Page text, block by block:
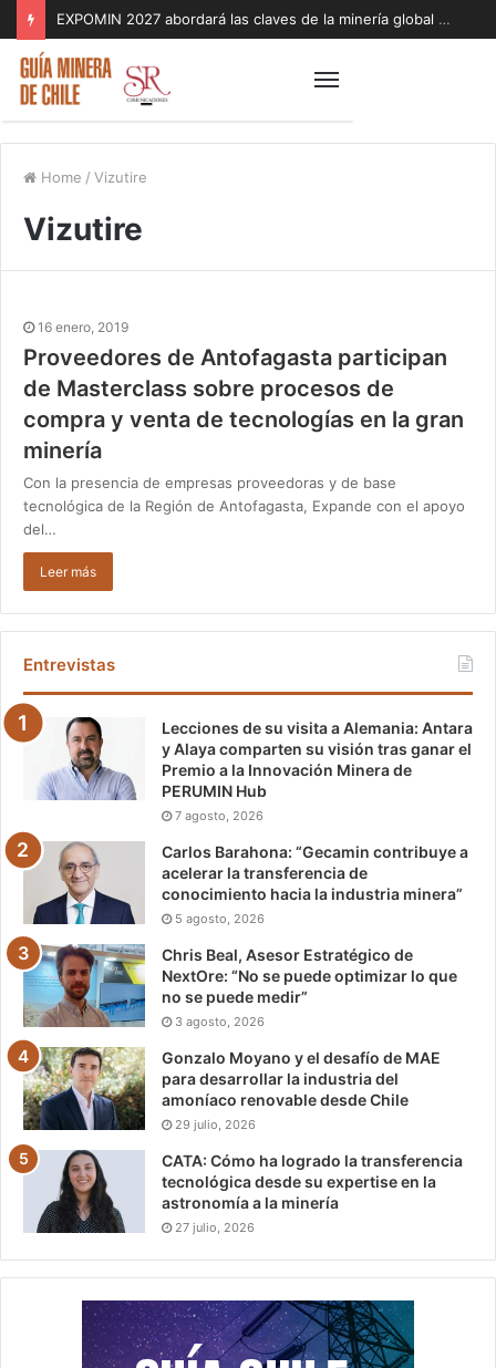
EXPOMIN 2027 abordará las claves de la minería global con foco en geopolítica, inteligencia artificial y sostenibilidad
Home / Vizutire
Vizutire
16 enero, 2019
Proveedores de Antofagasta participan
de Masterclass sobre procesos de
compra y venta de tecnologías en la gran
minería
Con la presencia de empresas proveedoras y de base
tecnológica de la Región de Antofagasta, Expande con el apoyo
del…
Leer más
Entrevistas
Lecciones de su visita a Alemania: Antara
y Alaya comparten su visión tras ganar el
Premio a la Innovación Minera de
PERUMIN Hub
7 agosto, 2026
Carlos Barahona: “Gecamin contribuye a
acelerar la transferencia de
conocimiento hacia la industria minera”
5 agosto, 2026
Chris Beal, Asesor Estratégico de
NextOre: “No se puede optimizar lo que
no se puede medir”
3 agosto, 2026
Gonzalo Moyano y el desafío de MAE
para desarrollar la industria del
amoníaco renovable desde Chile
29 julio, 2026
CATA: Cómo ha logrado la transferencia
tecnológica desde su expertise en la
astronomía a la minería
27 julio, 2026